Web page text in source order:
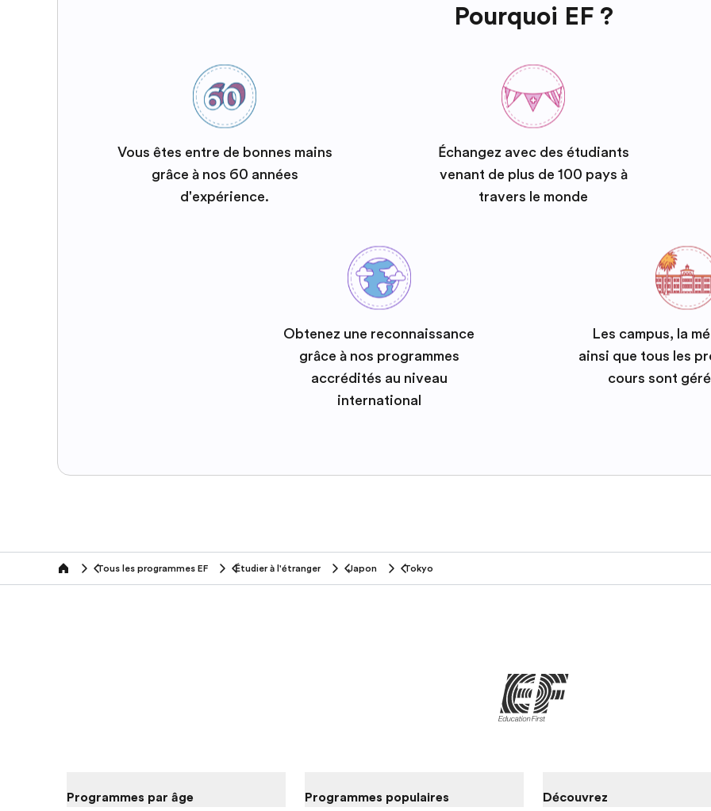
Pourquoi EF ?
Vous êtes entre de bonnes mains
grâce à nos 60 années
d'expérience.
Échangez avec des étudiants
venant de plus de 100 pays à
travers le monde
Obtenez une reconnaissance
grâce à nos programmes
accrédités au niveau
international
Les campus, la
ainsi que tous les
cours sont
home Tous les programmes EF Étudier à l'étranger Japon Tokyo
Programmes par âge Programmes populaires Découvrez